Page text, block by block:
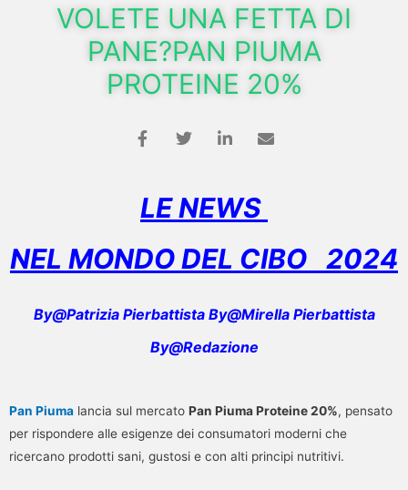
VOLETE UNA FETTA DI
PANE?PAN PIUMA
PROTEINE 20%
LE NEWS
NEL MONDO DEL CIBO 2024
By@Patrizia Pierbattista By@Mirella Pierbattista
By@Redazione
Pan Piuma lancia sul mercato Pan Piuma Proteine 20%, pensato
per rispondere alle esigenze dei consumatori moderni che
ricercano prodotti sani, gustosi e con alti principi nutritivi.